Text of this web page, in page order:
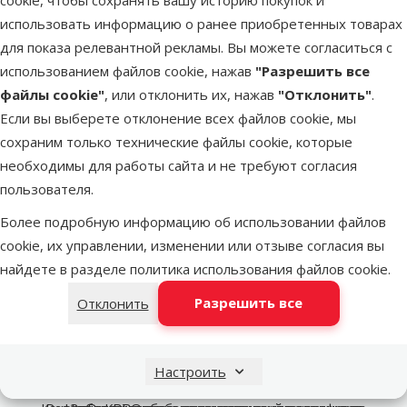
использовать информацию о ранее приобретенных товарах
для показа релевантной рекламы. Вы можете согласиться с
использованием файлов cookie, нажав "Разрешить все
файлы cookie", или отклонить их, нажав "Отклонить".
Если вы выберете отклонение всех файлов cookie, мы
сохраним только технические файлы cookie, которые
необходимы для работы сайта и не требуют согласия
пользователя.
Более подробную информацию об использовании файлов
cookie, их управлении, изменении или отзыве согласия вы
найдете в разделе политика использования файлов cookie.
Отклонить
Разрешить все
Настроить
корзину